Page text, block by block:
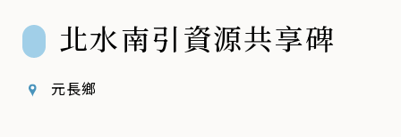
北水南引資源共享碑
元長鄉